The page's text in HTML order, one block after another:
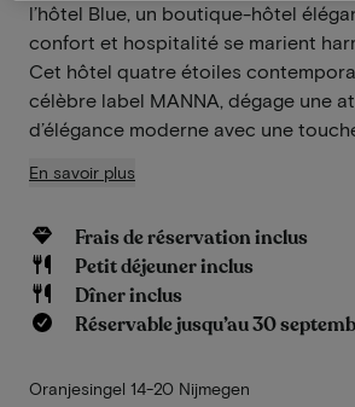
l’hôtel Blue, un boutique-hôtel
confort et hospitalité se marient
Cet hôtel quatre étoiles
célèbre label MANNA, dégage une
d’élégance moderne avec une
En savoir plus
Frais de réservation inclus
Petit déjeuner inclus
Dîner inclus
Réservable jusqu’au 30
Oranjesingel 14-20 Nijmegen